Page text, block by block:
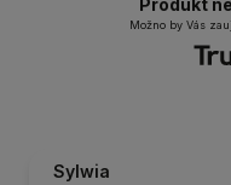
Možno by Vás
Sylwia